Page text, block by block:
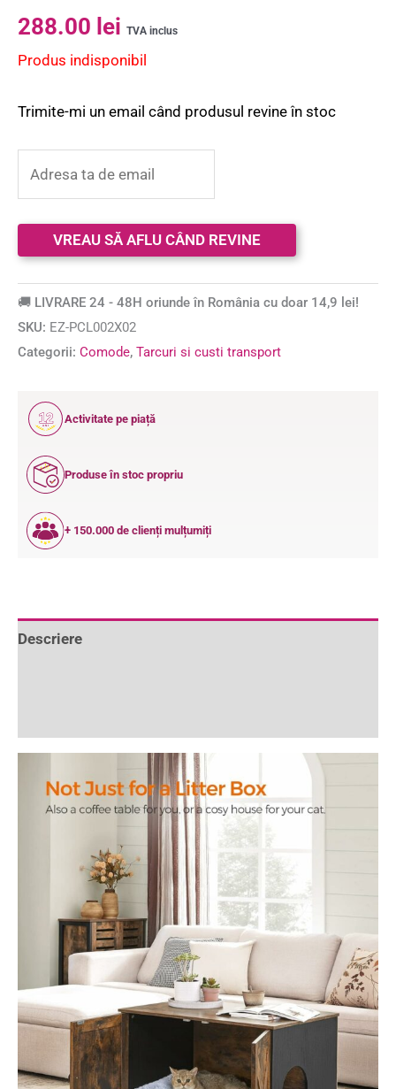
Evaluat la
5.00din 5 pe
singure
288.00 lei TVA inclus
Produs indisponibil
Trimite-mi un email când produsul revine în stoc
🚚 LIVRARE 24 - 48H oriunde în România cu doar 14,9 lei!
SKU: EZ-PCL002X02
Categorii: Comode, Tarcuri si custi transport
12
ANI
Activitate pe piață
Produse în stoc propriu
+ 150.000 de clienți mulțumiți
Descriere